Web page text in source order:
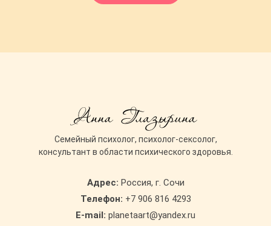
Cемейный психолог, психолог-сексолог,
консультант в области психического здоровья.
Адрес: Россия, г. Сочи
Телефон: +7 906 816 4293
E-mail: planetaart@yandex.ru